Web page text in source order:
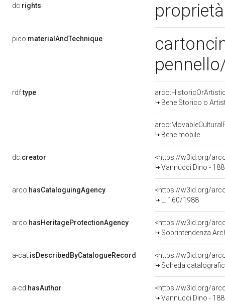
dc:rights
pico:materialAndTechnique
rdf:type
Bene Storico o
Bene mobile
dc:creator
<https://w3id.org/
Vannucci Dino -
arco:hasCataloguingAgency
<https://w3id.org/
L. 160/1988
arco:hasHeritageProtectionAgency
<https://w3id.org/
Soprintendenza
a-cat:isDescribedByCatalogueRecord
<https://w3id.org/
Scheda
a-cd:hasAuthor
<https://w3id.org/
Vannucci Dino -